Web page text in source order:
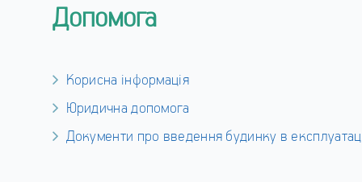
Допомога
Корисна інформація
Юридична допомога
Документи про введення будинку в